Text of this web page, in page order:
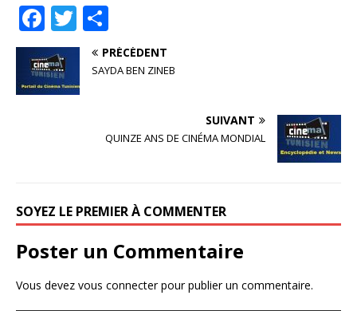
F
a
c
e
T
w
it
te
ar
ta
r
PRÉCÉDENT
SAYDA BEN ZINEB
SUIVANT
QUINZE ANS DE CINÉMA MONDIAL
SOYEZ LE PREMIER À COMMENTER
Poster un Commentaire
Vous devez vous connecterpour publier un commentaire.